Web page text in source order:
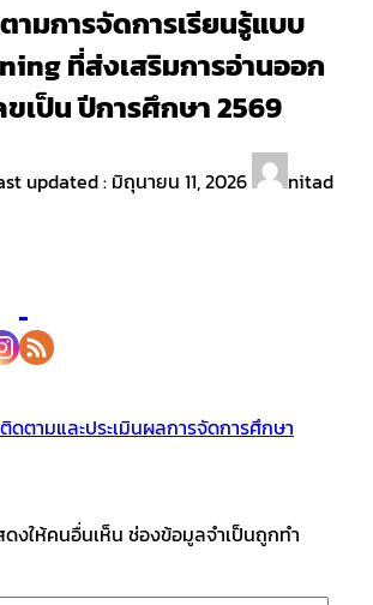
ามการจัดการเรียนรู้แบบ
ที่ส่งเสริมการอ่านออก
ขเป็น ปีการศึกษา 2569
updated : มิถุนายน 11, 2026
nitad
ดตามและประเมินผลการจัดการศึกษา
งให้คนอื่นเห็น ช่องข้อมูลจำเป็นถูกทำ